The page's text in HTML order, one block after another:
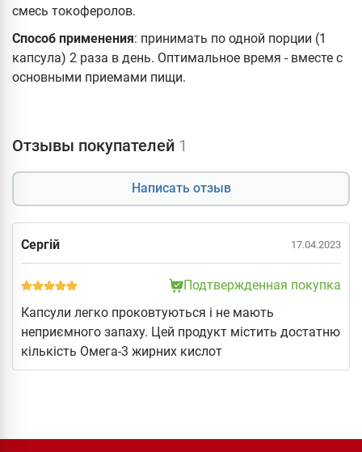
смесь токоферолов.
Способ применения: принимать по одной порции (1
капсула) 2 раза в день. Оптимальное время - вместе с
основными приемами пищи.
Отзывы покупателей 1
Написать отзыв
Сергій 17.04.2023
Подтвержденная покупка
Капсули легко проковтуються і не мають
неприємного запаху. Цей продукт містить достатню
кількість Омега-3 жирних кислот